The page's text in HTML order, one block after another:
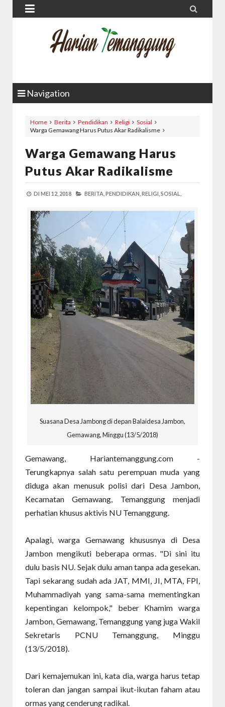
 
Navigation
Home Berita Pendidikan Religi
Sosial
Warga Gemawang Harus Putus Akar Radikalisme
Warga Gemawang Harus
Putus Akar Radikalisme
DI MEI 12, 2018 BERITA, PENDIDIKAN, RELIGI, SOSIAL,
Suasana Desa Jambong di depan Balaidesa Jambon,
Gemawang, Minggu (13/5/2018)
Gemawang, Hariantemanggung.com -
Terungkapnya salah satu perempuan muda yang
diduga akan menusuk polisi dari Desa Jambon,
Kecamatan Gemawang, Temanggung menjadi
perhatian khusus aktivis NU Temanggung.
Apalagi, warga Gemawang khususnya di Desa
Jambon mengikuti beberapa ormas. "Di sini itu
dulu basis NU. Sejak dulu aman tanpa ada gesekan.
Tapi sekarang sudah ada JAT, MMI, JI, MTA, FPI,
Muhammadiyah yang sama-sama mementingkan
kepentingan kelompok," beber Khamim warga
Jambon, Gemawang, Temanggung yang juga Wakil
Sekretaris PCNU Temanggung, Minggu
(13/5/2018).
Dari kemajemukan ini, kata dia, warga harus tetap
toleran dan jangan sampai ikut-ikutan faham atau
ormas yang cenderung radikal.